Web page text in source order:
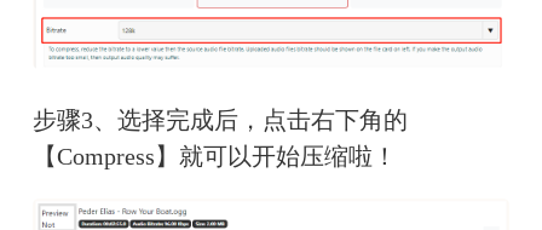
步骤3、选择完成后，点击右下角的
【Compress】就可以开始压缩啦！